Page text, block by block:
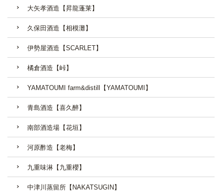
大矢孝酒造【昇龍蓬莱】
久保田酒造【相模灘】
伊勢屋酒造【SCARLET】
橘倉酒造【峠】
YAMATOUMI farm&distill【YAMATOUMI】
青島酒造【喜久醉】
南部酒造場【花垣】
河原酢造【老梅】
九重味淋【九重櫻】
中津川蒸留所【NAKATSUGIN】